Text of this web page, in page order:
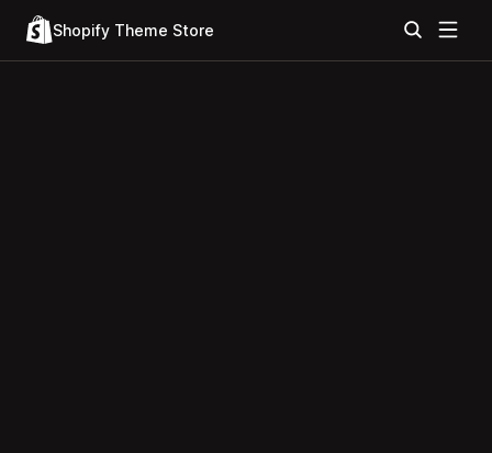
Shopify Theme Store